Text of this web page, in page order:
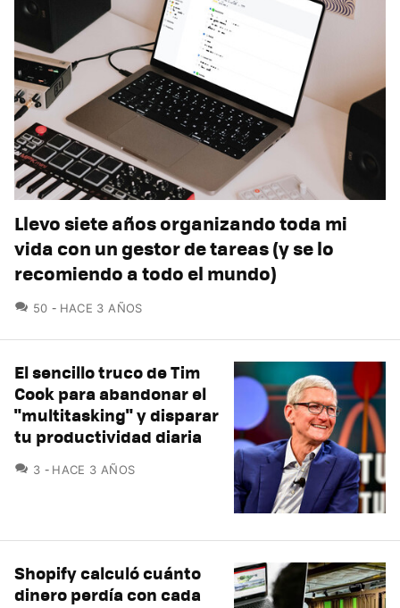
Llevo siete años organizando toda mi
vida con un gestor de tareas (y se lo
recomiendo a todo el mundo)
50 COMENTARIOS
HACE 3 AÑOS
El sencillo truco de Tim
Cook para abandonar el
"multitasking" y disparar
tu productividad diaria
3 COMENTARIOS
HACE 3 AÑOS
Shopify calculó cuánto
dinero perdía con cada